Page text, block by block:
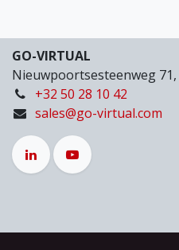
GO-VIRTUAL
Nieuwpoortsesteenweg 71,
+32 50 28 10 42
sales@go-virtual.com